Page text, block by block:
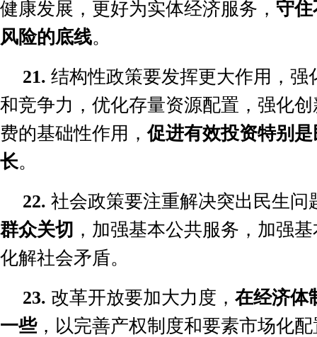
健康发展，更好为实体经济服务， 守
风险的底线。
21. 结构性政策要发挥更大作用，强
和竞争力，优化存量资源配置，强化
费的基础性作用，促进有效投资特别
长。
22. 社会政策要注重解决突出民生问
群众关切 ，加强基本公共服务，加强
化解社会矛盾。
23. 改革开放要加大力度， 在经济体
一些，以完善产权制度和要素市场化